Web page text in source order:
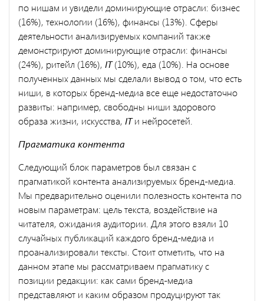
по нишам и увидели доминирующие отрасли: бизнес
(16%), технологии (16%), финансы (13%). Сферы
деятельности анализируемых компаний также
демонстрируют доминирующие отрасли: финансы
(24%), ритейл (16%), IT(10%), еда (10%). На основе
полученных данных мы сделали вывод о том, что есть
ниши, в которых бренд-медиа все еще недостаточно
развиты: например, свободны ниши здорового
образа жизни, искусства, ITи нейросетей.
Прагматика контента
Следующий блок параметров был связан с
прагматикой контента анализируемых бренд-медиа.
Мы предварительно оценили полезность контента по
новым параметрам: цель текста, воздействие на
читателя, ожидания аудитории. Для этого взяли 10
случайных публикаций каждого бренд-медиа и
проанализировали тексты. Стоит отметить, что на
данном этапе мы рассматриваем прагматику с
позиции редакции: как сами бренд-медиа
представляют и каким образом продуцируют так